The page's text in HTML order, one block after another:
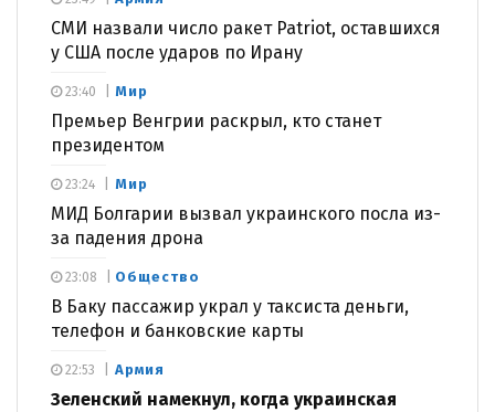
СМИ назвали число ракет Patriot, оставшихся
у США после ударов по Ирану
Мир
Премьер Венгрии раскрыл, кто станет
президентом
23:40
Мир
МИД Болгарии вызвал украинского посла из-
за падения дрона
23:24
Общество
В Баку пассажир украл у таксиста деньги,
телефон и банковские карты
23:08
Армия
Зеленский намекнул, когда украинская
22:53